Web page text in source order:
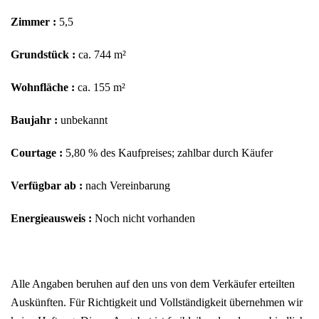
Zimmer : 5,5
Grundstück : ca. 744 m²
Wohnfläche : ca. 155 m²
Baujahr : unbekannt
Courtage : 5,80 % des Kaufpreises; zahlbar durch Käufer
Verfügbar ab : nach Vereinbarung
Energieausweis : Noch nicht vorhanden
Alle Angaben beruhen auf den uns von dem Verkäufer erteilten
Auskünften. Für Richtigkeit und Vollständigkeit übernehmen wir